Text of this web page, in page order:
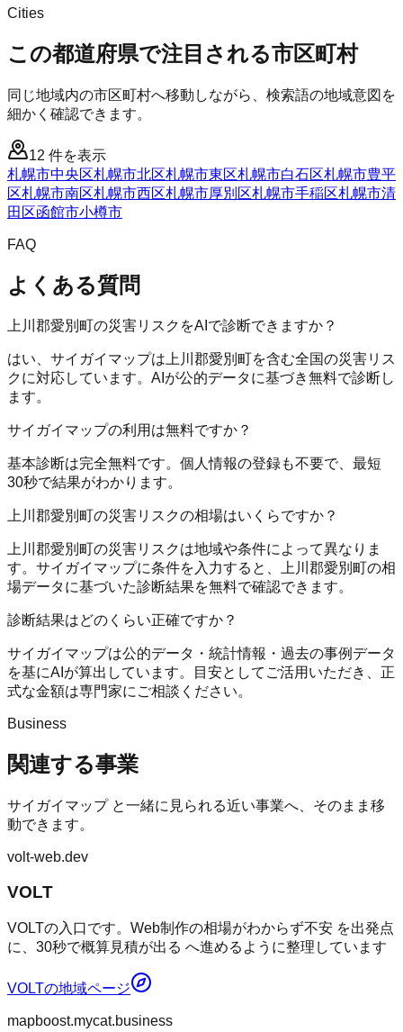
Cities
この都道府県で注目される市区町村
同じ地域内の市区町村へ移動しながら、検索語の地域意図を
細かく確認できます。
12 件を表示
札幌市中央区札幌市北区札幌市東区札幌市白石区札幌市豊平
区札幌市南区札幌市西区札幌市厚別区札幌市手稲区札幌市清
田区函館市小樽市
FAQ
よくある質問
上川郡愛別町の災害リスクをAIで診断できますか？
はい、サイガイマップは上川郡愛別町を含む全国の災害リス
クに対応しています。AIが公的データに基づき無料で診断し
ます。
サイガイマップの利用は無料ですか？
基本診断は完全無料です。個人情報の登録も不要で、最短
30秒で結果がわかります。
上川郡愛別町の災害リスクの相場はいくらですか？
上川郡愛別町の災害リスクは地域や条件によって異なりま
す。サイガイマップに条件を入力すると、上川郡愛別町の相
場データに基づいた診断結果を無料で確認できます。
診断結果はどのくらい正確ですか？
サイガイマップは公的データ・統計情報・過去の事例データ
を基にAIが算出しています。目安としてご活用いただき、正
式な金額は専門家にご相談ください。
Business
関連する事業
サイガイマップと一緒に見られる近い事業へ、そのまま移
動できます。
volt-web.dev
VOLT
VOLTの入口です。Web制作の相場がわからず不安 を出発点
に、30秒で概算見積が出る へ進めるように整理しています
VOLTの地域ページ
mapboost.mycat.business